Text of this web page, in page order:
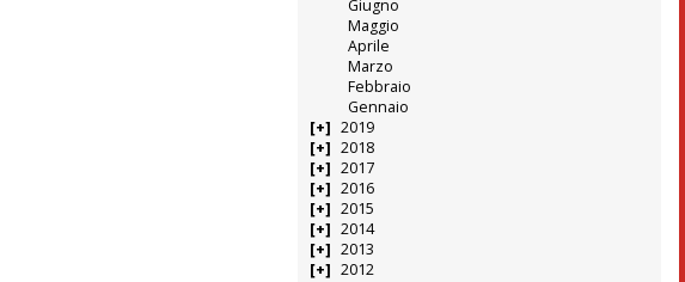
Giugno
Maggio
Aprile
Marzo
Febbraio
Gennaio
2019
2018
2017
2016
2015
2014
2013
2012